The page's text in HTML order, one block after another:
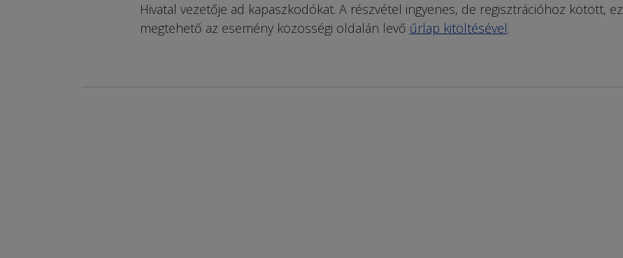
Hivatal vezetője ad kapaszkodókat. A részvétel ingyenes, de regisztrációhoz kötött, ez
megtehető az esemény közösségi oldalán levő űrlap kitöltésével.